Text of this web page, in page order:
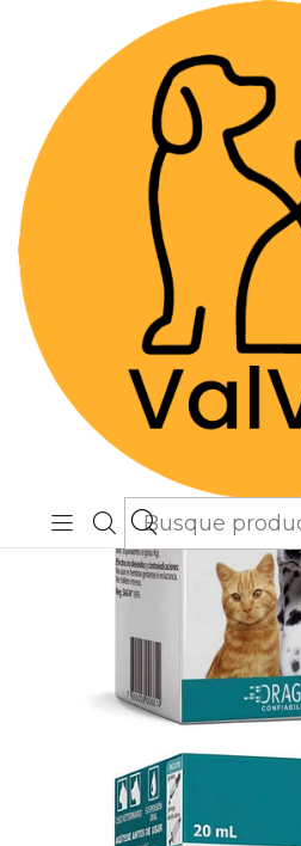
Despacho GRATIS por
$89.990(Válido desde
Lagos)
Farmacia Veterinaria
Naxpet 0,4% - Suspensión